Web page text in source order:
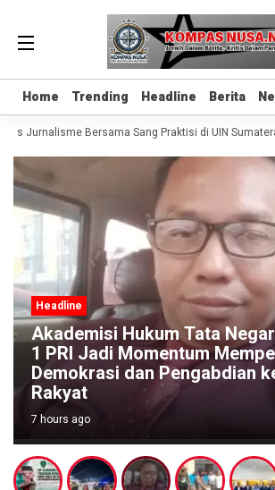
Home Trending Headline Berita
Home Trending Headline Berita
Jurnalisme Bersama Sang Praktisi di UIN Sumatera
Headline
Akademisi Hukum Tata
1 PRI Jadi Momentum
Demokrasi dan Pengabdian
Rakyat
7 hours ago